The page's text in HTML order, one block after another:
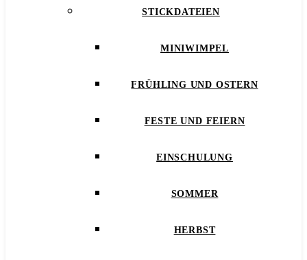
STICKDATEIEN
MINIWIMPEL
FRÜHLING UND OSTERN
FESTE UND FEIERN
EINSCHULUNG
SOMMER
HERBST